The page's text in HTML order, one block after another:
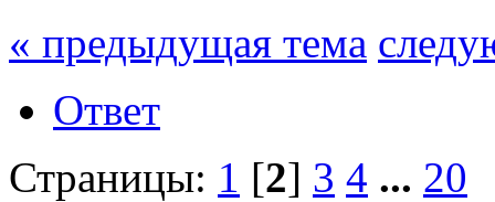
« предыдущая тема
Ответ
Страницы: 1 [2] 3 4 ... 20